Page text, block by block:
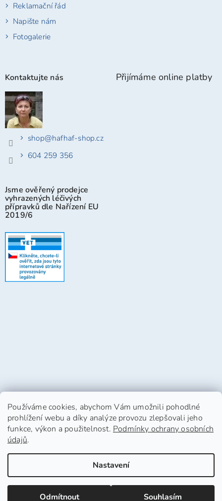
Používáme cookies, abychom Vám umožnili pohodlné
prohlížení webu a díky analýze provozu zlepšovali jeho
funkce, výkon a použitelnost. Podmínky ochrany osobních
údajů.
Nastavení
Odmítnout Souhlasím
Reklamační řád
Napište nám
Fotogalerie
Kontaktujte nás
shop@hafhaf-shop.cz
604 259 356
Jsme ověřený prodejce
vyhrazených léčivých
přípravků dle Nařízení EU
2019/6
Přijímáme online platby
Vytvořil Shoptet
Copyright 2026
. Všechna práva